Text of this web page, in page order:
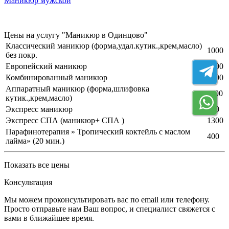
Цены на услугу "Маникюр в Одинцово"
Классический маникюр (форма,удал.кутик.,крем,масло)
без покр.
1000
Европейский маникюр
1000
Комбинированный маникюр
1300
Аппаратный маникюр (форма,шлифовка
кутик.,крем,масло)
1100
Экспресс маникюр
600
Экспресс СПА (маникюр+ СПА )
1300
Парафинотерапия » Тропический коктейль с маслом
лайма» (20 мин.)
400
Показать все цены
Консультация
Мы можем проконсультировать вас по email или телефону.
Просто отправьте нам Ваш вопрос, и специалист свяжется с
вами в ближайшее время.